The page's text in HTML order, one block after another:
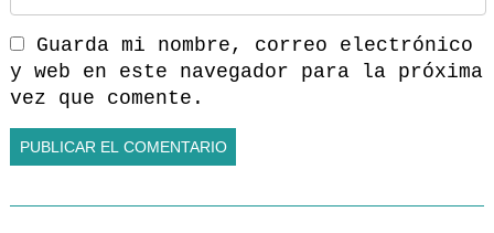
Guarda mi nombre, correo electrónico
y web en este navegador para la próxima
vez que comente.